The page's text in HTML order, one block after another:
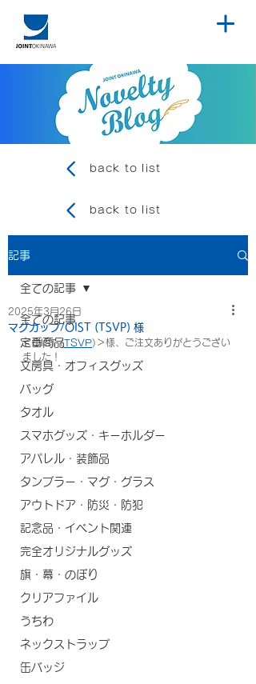
back to list
back to list
記事
全ての記事
定番商品
文房具・オフィスグッズ
バッグ
タオル
スマホグッズ・キーホルダー
アパレル・装飾品
タンブラー・マグ・グラス
アウトドア・防災・防犯
記念品・イベント関連
完全オリジナルグッズ
旗・幕・のぼり
クリアファイル
うちわ
ネックストラップ
缶バッジ
全ての記事
マグカップ/OIST (TSVP) 様
2025年3月26日
＜OIST (TSVP)＞様、ご注文ありがとうござい
ました！